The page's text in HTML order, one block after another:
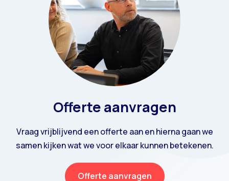
Offerte aanvragen
Vraag vrijblijvend een offerte aan en hierna gaan we
samen kijken wat we voor elkaar kunnen betekenen.
Offerte aanvragen